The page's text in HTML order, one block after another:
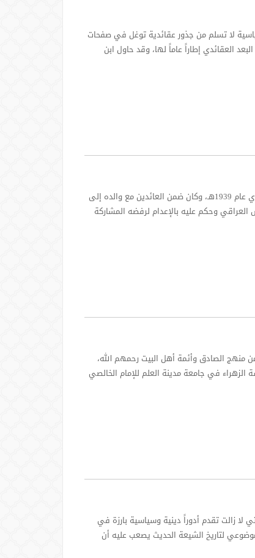
لا تسلم من جذور عقائدية توغل في صفحات
العقائدي إطاراً عاماً لها، وقد حاول ابن
من أبرز رجال المرجعية الخالصية المعاصرين مهدي بن محمد بن محمد مهدي الخالصي. ولد الشيخ مهدي عام 1939هـ، وكان ضمن العائدين مع والده إلى
العراقي وحكم عليه بالإعدام لرفضه المشاركة
منهج الصادق وأئمة أهل البيت رحمهم الله،
الزهراء في جامعة مدينة العلم للإمام الخالصي
لا زالت تقدم أدوراً دينية وسياسية بارزة في
لتاريخ الشيعة الحديث يصعب عليه أن